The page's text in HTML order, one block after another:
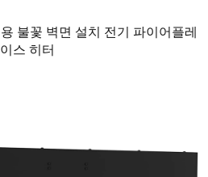
불꽃 벽면 설치 전기 파이어플레
이스 히터